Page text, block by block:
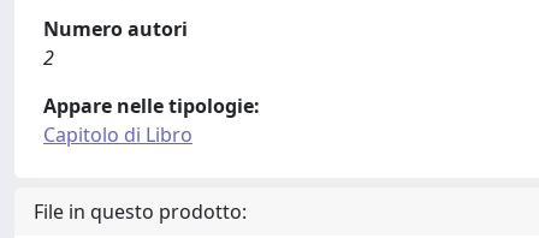
Numero autori
2
Appare nelle tipologie:
Capitolo di Libro
File in questo prodotto: